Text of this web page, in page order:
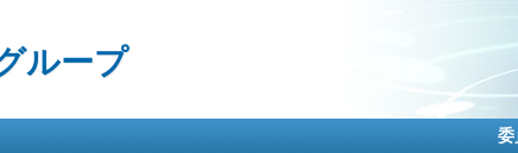
ループ
委